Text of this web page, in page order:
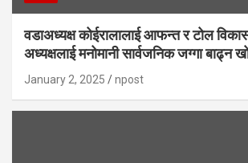
वडाअध्यक्ष कोईरालालाई आफन्त र टोल
अध्यक्षलाई मनोमानी सार्वजनिक जग्गा बाढ्न
January 2, 2025 npost